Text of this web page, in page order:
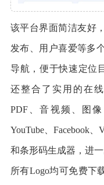
该平台界面简洁友好
发布、用户喜爱等多
导航，便于快速定位
还整合了实用的在
PDF、音视频、图
YouTube、Facebook
和条形码生成器，进
所有Logo均可免费下